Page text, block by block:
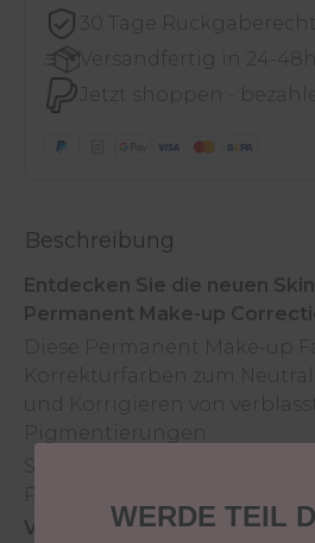
30 Tage Rückgaberecht
Versandfertig in 24-48h
Jetzt shoppen -
Beschreibung
Entdecken Sie die neuen
Permanent Make-up
Diese Permanent Make-up
Korrekturfarben zum
und Korrigieren von
Pigmentierungen.
Pigmentierungen geeignet.
Vorteile der skin couture
WERDE TEIL